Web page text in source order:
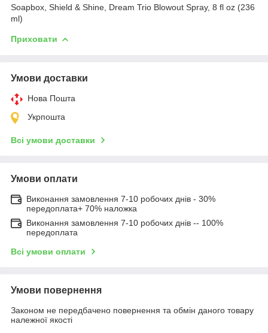
Soapbox, Shield & Shine, Dream Trio Blowout Spray, 8 fl oz (236
ml)
Приховати
Умови доставки
Нова Пошта
Укрпошта
Всі умови доставки
Умови оплати
Виконання замовлення 7-10 робочих днів - 30%
передоплата+ 70% наложка
Виконання замовлення 7-10 робочих днів -- 100%
передоплата
Всі умови оплати
Умови повернення
Законом не передбачено повернення та обмін даного товару
належної якості